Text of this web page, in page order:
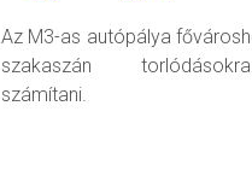
Az M3-as autópálya
szakaszán
számítani.